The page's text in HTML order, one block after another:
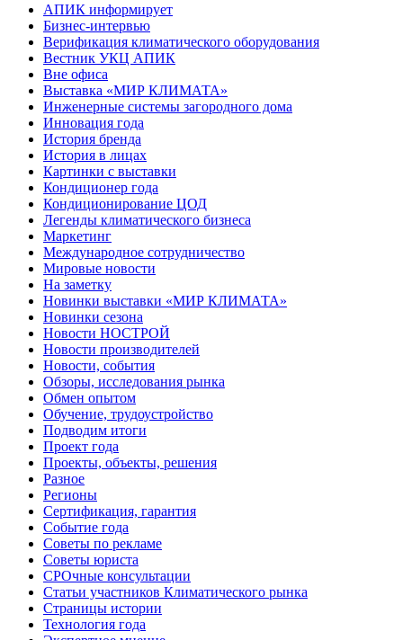
АПИК информирует
Бизнес-интервью
Верификация климатического оборудования
Вестник УКЦ АПИК
Вне офиса
Выставка «МИР КЛИМАТА»
Инженерные системы загородного дома
Инновация года
История бренда
История в лицах
Картинки с выставки
Кондиционер года
Кондиционирование ЦОД
Легенды климатического бизнеса
Маркетинг
Международное сотрудничество
Мировые новости
На заметку
Новинки выставки «МИР КЛИМАТА»
Новинки сезона
Новости НОСТРОЙ
Новости производителей
Новости, события
Обзоры, исследования рынка
Обмен опытом
Обучение, трудоустройство
Подводим итоги
Проект года
Проекты, объекты, решения
Разное
Регионы
Сертификация, гарантия
Событие года
Советы по рекламе
Советы юриста
СРОчные консультации
Статьи участников Климатического рынка
Страницы истории
Технология года